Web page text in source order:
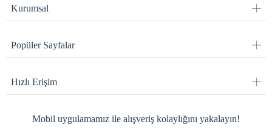
Kurumsal
Popüler Sayfalar
Hızlı Erişim
Mobil uygulamamız ile alışveriş kolaylığını yakalayın!